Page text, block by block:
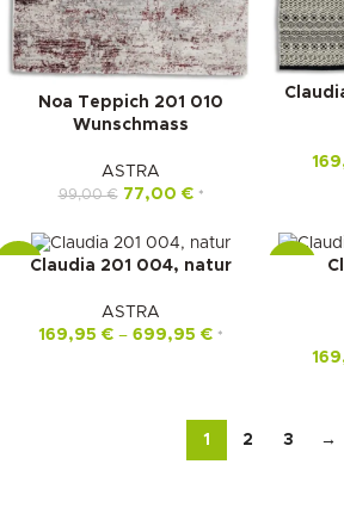
Noa Teppich 201 010
Wunschmass
ASTRA
99,00€ 77,00 € *
-22%Claudia 201 004, natur
ASTRA
169,95 € – 699,95 € *
1 2 3 →